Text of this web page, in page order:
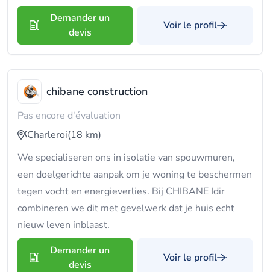
Demander un
devis
Voir le profil
chibane construction
Pas encore d'évaluation
Charleroi(18 km)
We specialiseren ons in isolatie van spouwmuren,
een doelgerichte aanpak om je woning te beschermen
tegen vocht en energieverlies. Bij CHIBANE Idir
combineren we dit met gevelwerk dat je huis echt
nieuw leven inblaast.
Demander un
devis
Voir le profil